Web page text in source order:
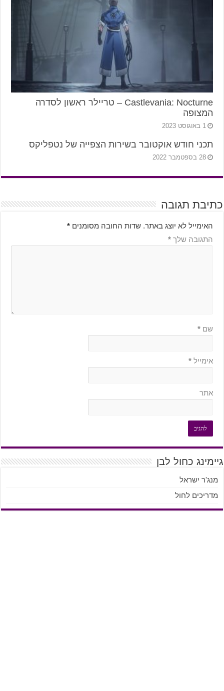
Castlevania: Nocturne – טריילר ראשון לסדרה
המצופה
1 באוגוסט 2023
תכני חודש אוקטובר בשירות הצפייה של נטפליקס
28 בספטמבר 2022
כתיבת תגובה
האימייל לא יוצג באתר. שדות החובה מסומנים *
התגובה שלך *
שם *
אימייל *
אתר
גיימינג כחול לבן
מנג'ר ישראל
מדריכים לחול